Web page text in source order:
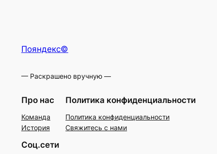
Пояндекс©
— Раскрашено вручную —
Про нас
Команда
История
Политика конфиденциальности
Политика конфиденциальности
Свяжитесь с нами
Соц.сети